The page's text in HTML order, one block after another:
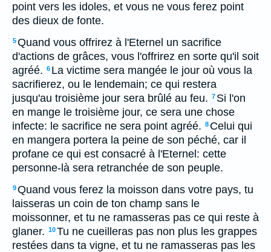
point vers les idoles, et vous ne vous ferez point
des dieux de fonte.
5Quand vous offrirez à l'Eternel un sacrifice
d'actions de grâces, vous l'offrirez en sorte qu'il soit
agréé. 6 La victime sera mangée le jour où vous la
sacrifierez, ou le lendemain; ce qui restera
jusqu'au troisième jour sera brûlé au feu. 7 Si l'on
en mange le troisième jour, ce sera une chose
infecte: le sacrifice ne sera point agréé. 8 Celui qui
en mangera portera la peine de son péché, car il
profane ce qui est consacré à l'Eternel: cette
personne-là sera retranchée de son peuple.
9Quand vous ferez la moisson dans votre pays, tu
laisseras un coin de ton champ sans le
moissonner, et tu ne ramasseras pas ce qui reste à
glaner. 10Tu ne cueilleras pas non plus les grappes
restées dans ta vigne, et tu ne ramasseras pas les